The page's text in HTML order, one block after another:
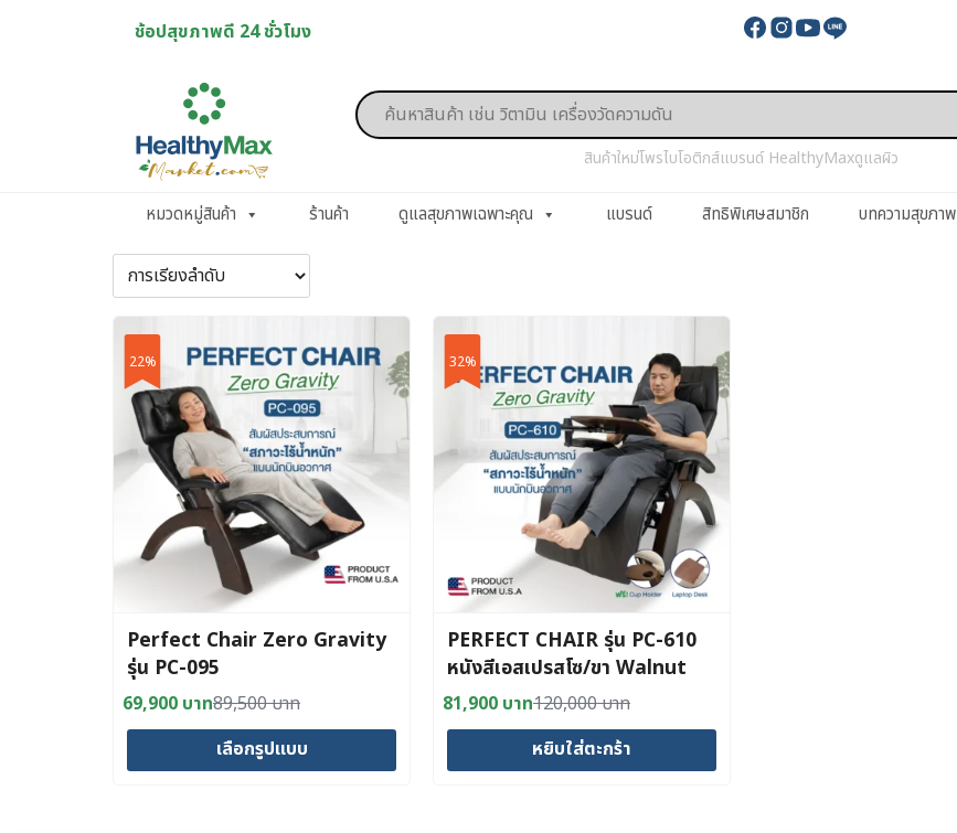
ช้อปสุขภาพดี 24 ชั่วโมง
Products
search
สินค้าใหม่โพรไบโอติกส์แบรนด์ HealthyMaxดูแลผิว
หมวดหมู่สินค้า ร้านค้า ดูแลสุขภาพเฉพาะคุณ แบรนด์ สิทธิพิเศษสมาชิก บทความสุขภาพ
22%
Perfect Chair Zero Gravity
รุ่น PC-095
89,500บาท
Original
price
was:
69,900 บาท
Current
price
is:
เลือกรูปแบบ
32%
PERFECT CHAIR รุ่น PC-610
หนังสีเอสเปรสโซ/ขา Walnut
120,000บาท
Original
price
was:
81,900 บาท
Current
price
is:
หยิบใส่ตะกร้า